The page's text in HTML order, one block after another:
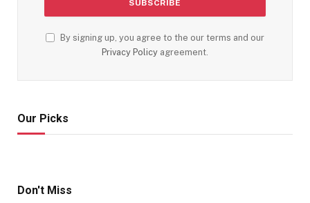
By signing up, you agree to the our terms and our
Privacy Policy agreement.
Our Picks
Don't Miss